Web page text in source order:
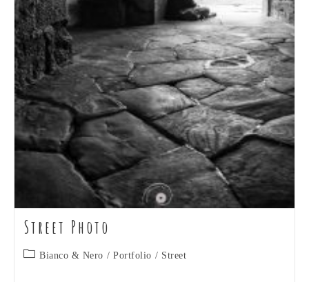
Street Photo
Categoria
Bianco & Nero / Portfolio / Street